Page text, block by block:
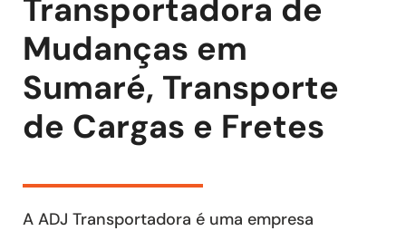
Transportadora de
Mudanças em
Sumaré, Transporte
de Cargas e Fretes
A ADJ Transportadora é uma empresa